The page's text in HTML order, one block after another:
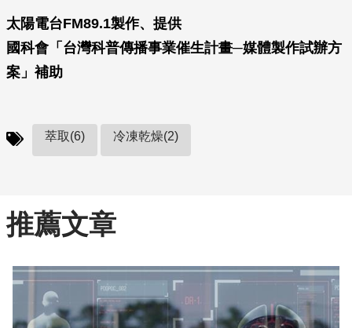
太陽電台FM89.1製作、提供
國科會「台灣科普傳播事業催生計畫─媒體製作試辦方
案」補助
萃取(6) 冷凍乾燥(2)
推薦文章